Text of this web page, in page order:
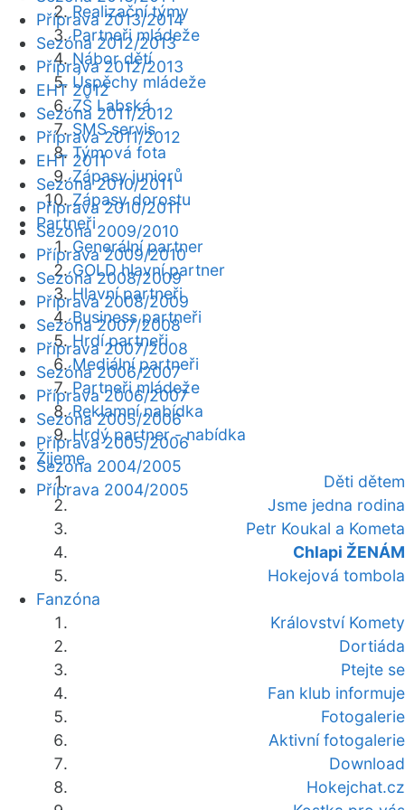
Realizační týmy
Partneři mládeže
Nábor dětí
Úspěchy mládeže
ZŠ Labská
SMS servis
Týmová fota
Zápasy juniorů
Zápasy dorostu
Partneři
Generální partner
GOLD hlavní partner
Hlavní partneři
Business partneři
Hrdí partneři
Mediální partneři
Partneři mládeže
Reklamní nabídka
Hrdý partner - nabídka
Žijeme
Děti dětem
Jsme jedna rodina
Petr Koukal a Kometa
Chlapi ŽENÁM
Hokejová tombola
Fanzóna
Království Komety
Dortiáda
Ptejte se
Fan klub informuje
Fotogalerie
Aktivní fotogalerie
Download
Hokejchat.cz
Příprava 2013/2014
Sezóna 2012/2013
Příprava 2012/2013
EHT 2012
Sezóna 2011/2012
Příprava 2011/2012
EHT 2011
Sezóna 2010/2011
Příprava 2010/2011
Sezóna 2009/2010
Příprava 2009/2010
Sezóna 2008/2009
Příprava 2008/2009
Sezóna 2007/2008
Příprava 2007/2008
Sezóna 2006/2007
Příprava 2006/2007
Sezóna 2005/2006
Příprava 2005/2006
Sezóna 2004/2005
Příprava 2004/2005